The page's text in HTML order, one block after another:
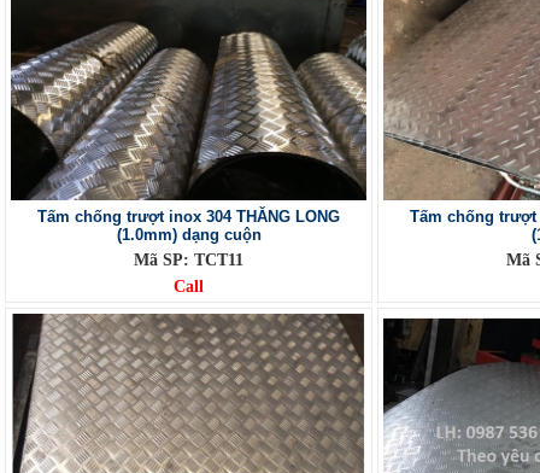
Tấm chống trượt inox 304 THĂNG LONG
(1.0mm) dạng cuộn
Mã SP: TCT11
Call
Tấm chống trượt
Mã